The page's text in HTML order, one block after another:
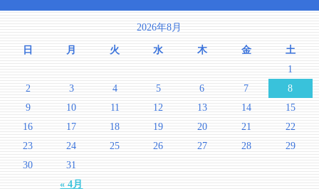
2026年8月
日 月 火 水 木 金 土
« 4月
1
2
3 4 5 6 7
8
9
10 11 12 13 14
15
16
17 18 19 20 21
22
23
24 25 26 27 28
29
30
31